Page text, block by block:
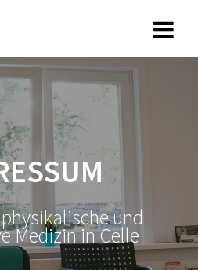
und
Medizin in Celle